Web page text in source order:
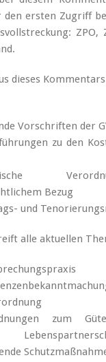
den ersten Zugriff
ZPO,
dieses
Vorschriften der
zu den
Bezug
und
alle aktuellen
zum